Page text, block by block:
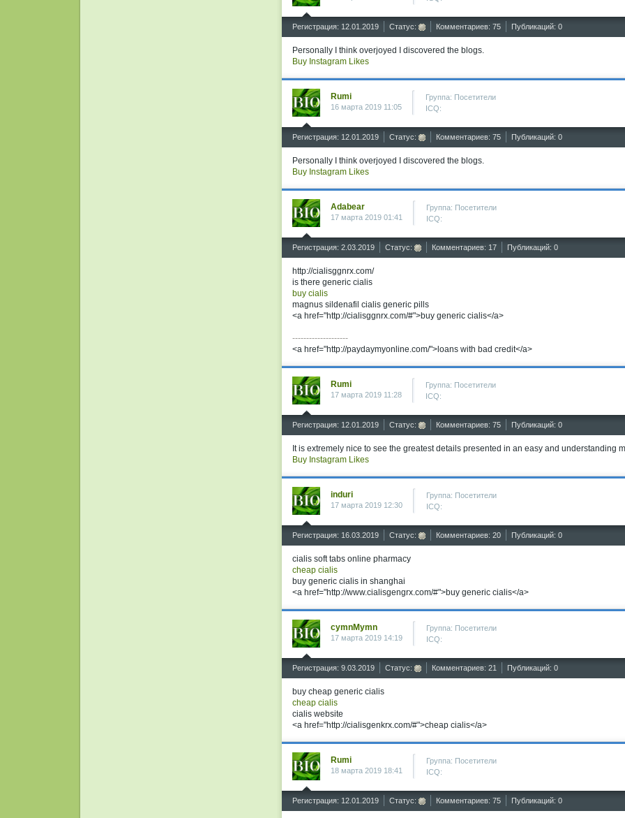
Регистрация: 12.01.2019 Статус: Комментариев: 75 Публикаций: 0
Personally I think overjoyed I discovered the blogs.
Buy Instagram Likes
Rumi
16 марта 2019 11:05
Группа: Посетители
ICQ:
Регистрация: 12.01.2019 Статус: Комментариев: 75 Публикаций: 0
Personally I think overjoyed I discovered the blogs.
Buy Instagram Likes
Adabear
17 марта 2019 01:41
Группа: Посетители
ICQ:
Регистрация: 2.03.2019 Статус: Комментариев: 17 Публикаций: 0
http://cialisggnrx.com/
is there generic cialis
buy cialis
magnus sildenafil cialis generic pills
<a href="http://cialisggnrx.com/#">buy generic cialis</a>
--------------------
<a href="http://paydaymyonline.com/">loans with bad credit</a>
Rumi
17 марта 2019 11:28
Группа: Посетители
ICQ:
Регистрация: 12.01.2019 Статус: Комментариев: 75 Публикаций: 0
It is extremely nice to see the greatest details presented in an easy and understanding
Buy Instagram Likes
induri
17 марта 2019 12:30
Группа: Посетители
ICQ:
Регистрация: 16.03.2019 Статус: Комментариев: 20 Публикаций: 0
cialis soft tabs online pharmacy
cheap cialis
buy generic cialis in shanghai
<a href="http://www.cialisgengrx.com/#">buy generic cialis</a>
cymnMymn
17 марта 2019 14:19
Группа: Посетители
ICQ:
Регистрация: 9.03.2019 Статус: Комментариев: 21 Публикаций: 0
buy cheap generic cialis
cheap cialis
cialis website
<a href="http://cialisgenkrx.com/#">cheap cialis</a>
Rumi
18 марта 2019 18:41
Группа: Посетители
ICQ:
Регистрация: 12.01.2019 Статус: Комментариев: 75 Публикаций: 0